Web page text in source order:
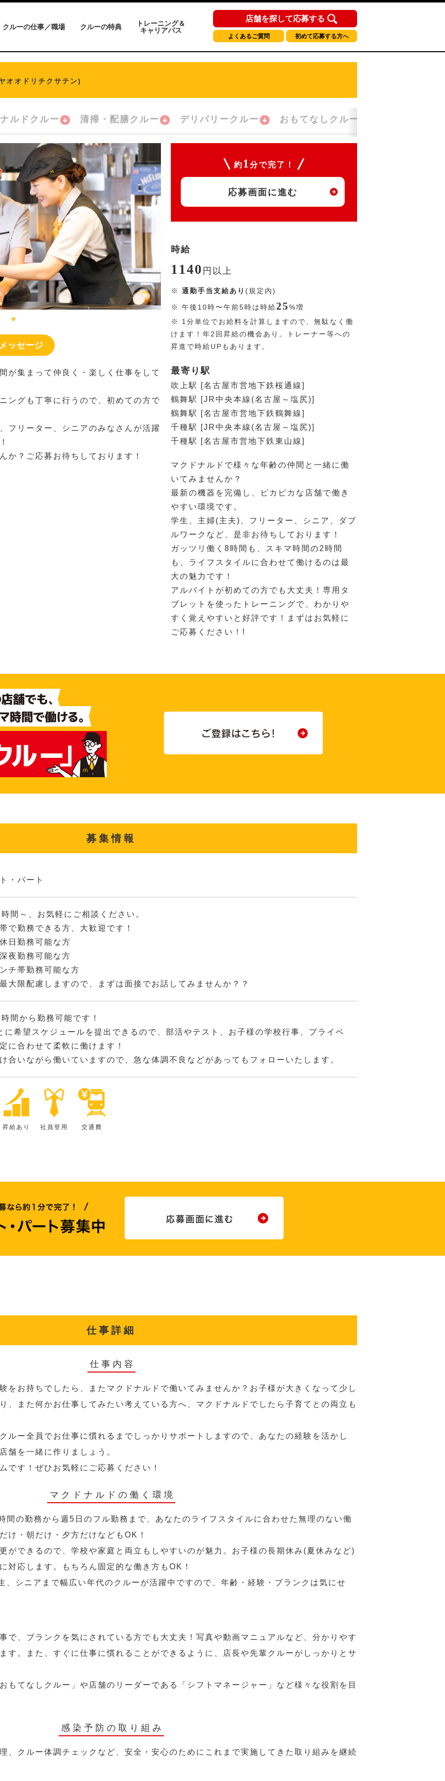
クルーの仕事／職場 クルーの特典
トレーニング＆
キャリアパス
店舗を探して応募する
よくあるご質問 初めて応募する方へ
オオドリチクサテン)
ルドクルー 清掃・配膳クルー デリバリークルー おもてなしクルー
ッセージ
が集まって仲良く・楽しく仕事をして
ングも丁寧に行うので、初めての方で
フリーター、シニアのみなさんが活躍
か？ご応募お待ちしております！
約 1 分で完了！
応募画面に進む
時給
1140 円 以上
※ 通勤手当支給あり (規定内)
※ 午後10時〜午前5時は時給25%増
※ 1分単位でお給料を計算しますので、無駄なく働
けます！年2回昇給の機会あり。トレーナー等への
昇進で時給UPもあります。
最寄り駅
吹上駅 [名古屋市営地下鉄桜通線]
鶴舞駅 [JR中央本線(名古屋～塩尻)]
鶴舞駅 [名古屋市営地下鉄鶴舞線]
千種駅 [JR中央本線(名古屋～塩尻)]
千種駅 [名古屋市営地下鉄東山線]
マクドナルドで様々な年齢の仲間と一緒に働
いてみませんか？
最新の機器を完備し、ピカピカな店舗で働き
やすい環境です。
学生、主婦(主夫)、フリーター、シニア、ダブ
ルワークなど、是非お待ちしております！
ガッツリ働く8時間も、スキマ時間の2時間
も、ライフスタイルに合わせて働けるのは最
大の魅力です！
アルバイトが初めての方でも大丈夫！専用タ
ブレットを使ったトレーニングで、わかりや
すく覚えやすいと好評です！まずはお気軽に
ご応募ください！!
募集情報
・パート
間～、お気軽にご相談ください。
で勤務できる方、大歓迎です！
日勤務可能な方
夜勤務可能な方
チ帯勤務可能な方
大限配慮しますので、まずは面接でお話してみませんか？？
間から勤務可能です！
に希望スケジュールを提出できるので、部活やテスト、お子様の学校行事、プライベ
に合わせて柔軟に働けます！
合いながら働いていますので、急な体調不良などがあってもフォローいたします。
昇給あり 社員登用 交通費
仕事詳細
仕事内容
をお持ちでしたら、またマクドナルドで働いてみませんか？お子様が大きくなって少し
、また何かお仕事してみたい考えている方へ、マクドナルドでしたら子育てとの両立も
ルー全員でお仕事に慣れるまでしっかりサポートしますので、あなたの経験を活かし
舗を一緒に作りましょう。
です！ぜひお気軽にご応募ください！
マクドナルドの働く環境
間の勤務から週5日のフル勤務まで、あなたのライフスタイルに合わせた無理のない働
け・朝だけ・夕方だけなどもOK！
ができるので、学校や家庭と両立もしやすいのが魅力。お子様の長期休み(夏休みなど)
対応します。もちろん固定的な働き方もOK！
、シニアまで幅広い年代のクルーが活躍中ですので、年齢・経験・ブランクは気にせ
で、ブランクを気にされている方でも大丈夫！写真や動画マニュアルなど、分かりやす
す。また、すぐに仕事に慣れることができるように、店長や先輩クルーがしっかりとサ
もてなしクルー」や店舗のリーダーである「シフトマネージャー」など様々な役割を目
感染予防の取り組み
、クルー体調チェックなど、安全・安心のためにこれまで実施してきた取り組みを継続